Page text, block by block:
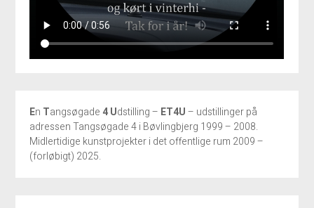
En Tangsøgade 4 Udstilling – ET4U– udstillinger på
adressen Tangsøgade 4 i Bøvlingbjerg 1999 – 2008.
Midlertidige kunstprojekter i det offentlige rum 2009 –
(forløbigt) 2025.